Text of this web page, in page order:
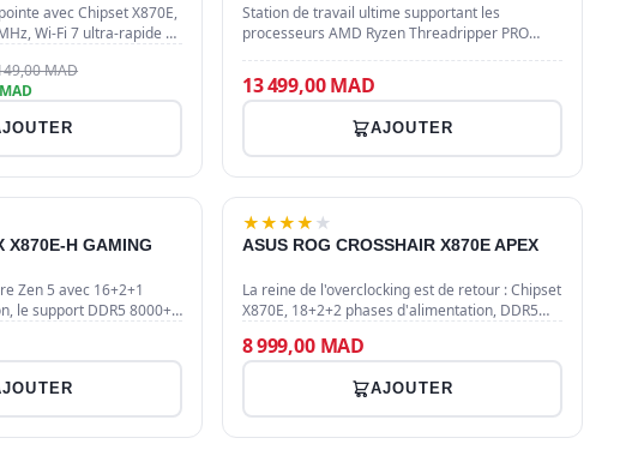
avec Chipset X870E,
Wi-Fi 7 ultra-rapide et
MAD
Station de travail ultime supportant les
processeurs AMD Ryzen Threadripper PRO
2048 Go de RAM DDR5 ECC 8000 M…
13 499,00 MAD
AJOUTER
X870E-H GAMING
Zen 5 avec 16+2+1
le support DDR5 8000+
★★★★ ★
ASUS ROG CROSSHAIR X870E APEX
La reine de l'overclocking est de retour : Chipset
X870E, 18+2+2 phases d'alimentation, DDR5
briser tous les recor…
8 999,00 MAD
AJOUTER